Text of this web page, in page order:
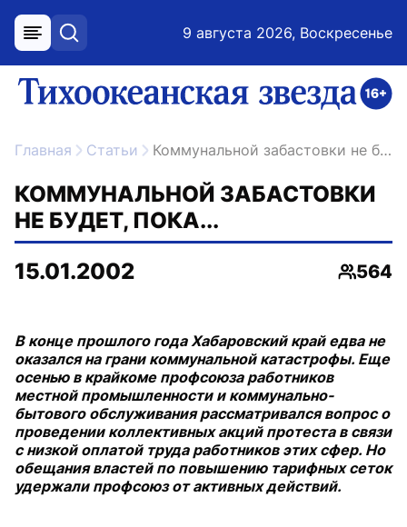
меню поиск 9 августа 2026, Воскресенье
ссылка на главную
Главная Статьи Коммунальной забастовки не будет, пока...
КОММУНАЛЬНОЙ ЗАБАСТОВКИ
НЕ БУДЕТ, ПОКА...
15.01.2002
564
В конце прошлого года Хабаровский край едва не
оказался на грани коммунальной катастрофы. Еще
осенью в крайкоме профсоюза работников
местной промышленности и коммунально-
бытового обслуживания рассматривался вопрос о
проведении коллективных акций протеста в связи
с низкой оплатой труда работников этих сфер. Но
обещания властей по повышению тарифных сеток
удержали профсоюз от активных действий.